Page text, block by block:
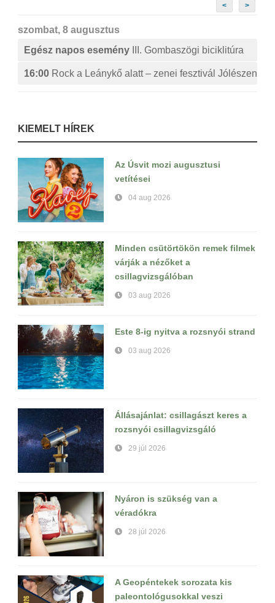
< >
szombat, 8 augusztus
Egész napos esemény
III. Gombaszögi biciklitúra
16:00 Rock a Leánykő alatt – zenei fesztivál Jólészen
KIEMELT HÍREK
Az Úsvit mozi augusztusi
vetítései
04 aug 2026
Minden csütörtökön remek filmek
várják a nézőket a
csillagvizsgálóban
03 aug 2026
Este 8-ig nyitva a rozsnyói strand
03 aug 2026
Állásajánlat: csillagászt keres a
rozsnyói csillagvizsgáló
29 júl 2026
Nyáron is szükség van a
véradókra
28 júl 2026
A Geopéntekek sorozata kis
paleontológusokkal veszi